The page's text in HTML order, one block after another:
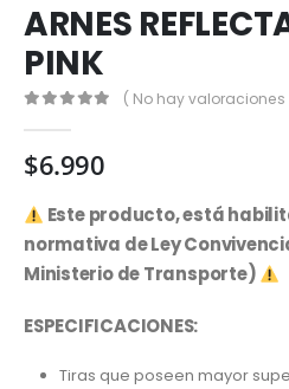
ARNES
PINK
( No hay valoraciones
$6.990
Este producto, está
normativa de Ley
Ministerio de Transporte)
ESPECIFICACIONES:
Tiras que poseen mayor